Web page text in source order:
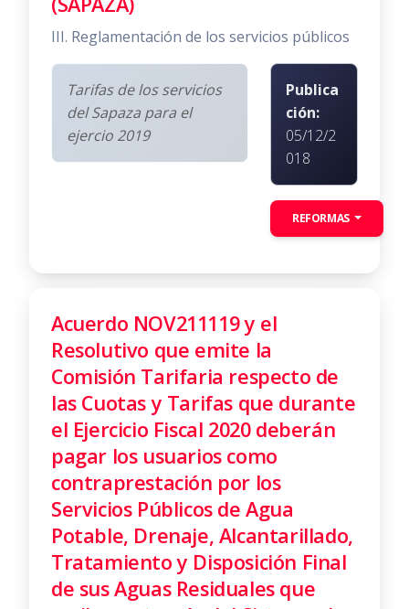
III. Reglamentación de los servicios públicos
Tarifas de los servicios
del Sapaza para el
ejercio 2019
Publica
ción:
05/12/2
018
REFORMAS
Acuerdo NOV211119 y el
Resolutivo que emite la
Comisión Tarifaria respecto de
las Cuotas y Tarifas que durante
el Ejercicio Fiscal 2020 deberán
pagar los usuarios como
contraprestación por los
Servicios Públicos de Agua
Potable, Drenaje, Alcantarillado,
Tratamiento y Disposición Final
de sus Aguas Residuales que